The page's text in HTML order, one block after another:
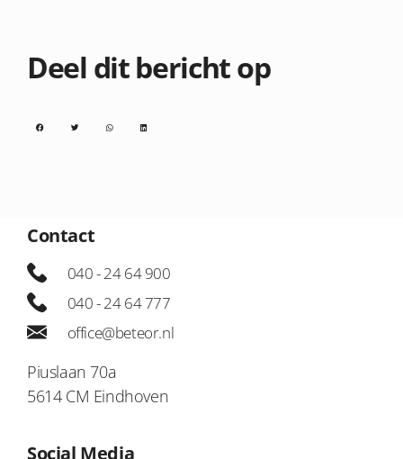
Deel dit bericht op
Contact
040 - 24 64 900
040 - 24 64 777
office@beteor.nl
Piuslaan 70a
5614 CM Eindhoven
Social Media